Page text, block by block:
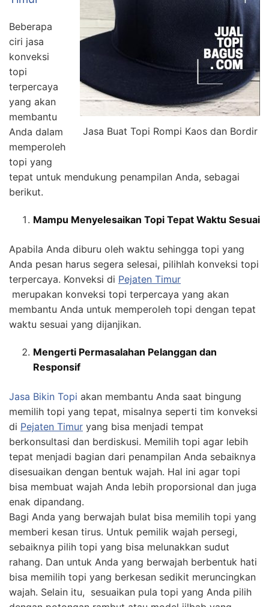
Jasa Buat Topi Rompi Kaos dan Bordir
Beberapa
ciri jasa
konveksi
topi
terpercaya
yang akan
membantu
Anda dalam
memperoleh
topi yang
tepat untuk mendukung penampilan Anda, sebagai
berikut.
Mampu Menyelesaikan Topi Tepat Waktu Sesuai
Apabila Anda diburu oleh waktu sehingga topi yang
Anda pesan harus segera selesai, pilihlah konveksi topi
terpercaya. Konveksi di Pejaten Timur
merupakan konveksi topi terpercaya yang akan
membantu Anda untuk memperoleh topi dengan tepat
waktu sesuai yang dijanjikan.
Mengerti Permasalahan Pelanggan dan
Responsif
Jasa Bikin Topi akan membantu Anda saat bingung
memilih topi yang tepat, misalnya seperti tim konveksi
di Pejaten Timur yang bisa menjadi tempat
berkonsultasi dan berdiskusi. Memilih topi agar lebih
tepat menjadi bagian dari penampilan Anda sebaiknya
disesuaikan dengan bentuk wajah. Hal ini agar topi
bisa membuat wajah Anda lebih proporsional dan juga
enak dipandang.
Bagi Anda yang berwajah bulat bisa memilih topi yang
memberi kesan tirus. Untuk pemilik wajah persegi,
sebaiknya pilih topi yang bisa melunakkan sudut
rahang. Dan untuk Anda yang berwajah berbentuk hati
bisa memilih topi yang berkesan sedikit meruncingkan
wajah. Selain itu, sesuaikan pula topi yang Anda pilih